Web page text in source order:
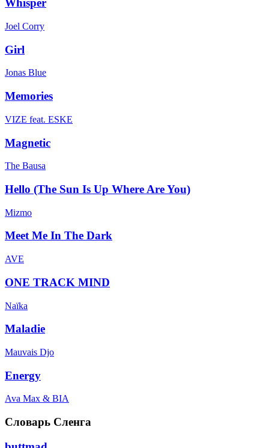
Whisper
Joel Corry
Girl
Jonas Blue
Memories
VIZE feat. ESKE
Magnetic
The Bausa
Hello (The Sun Is Up Where Are You)
Mizmo
Meet Me In The Dark
AVE
ONE TRACK MIND
Naïka
Maladie
Mauvais Djo
Energy
Ava Max & BIA
Словарь Сленга